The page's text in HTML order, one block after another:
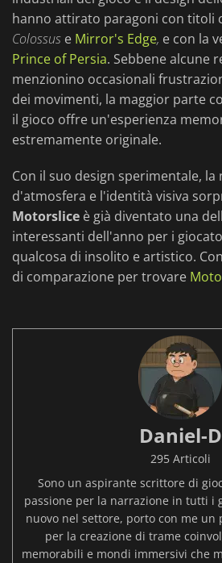
hanno attirato paragoni con titoli
Colossus e Mirror's Edge, e con la
Prince of Persia. Sebbene alcune
menzionino occasionali
dei movimenti, la maggior parte
il gioco offre un'esperienza
estremamente originale.
Con il suo design sperimentale, la
d'atmosfera e l'identità visiva
Motorslice è già diventato una
interessanti dell'anno per i
qualcosa di insolito e artistico.
di comparazione per trovare
Daniel-D
295 Articoli
Sono un aspirante scrittore di
passione per la narrazione in tutti i
nuovo nel settore, porto con me un
per la creazione di trame
memorabili e mondi immersivi che